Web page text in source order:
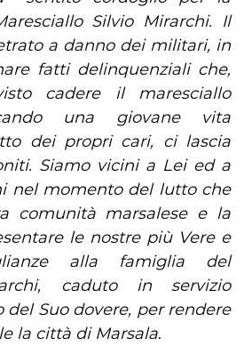
Silvio Mirarchi. Il
a danno dei militari, in
fatti delinquenziali che,
cadere il maresciallo
una giovane vita
dei propri cari, ci lascia
Siamo vicini a Lei ed a
nel momento del lutto che
comunità marsalese e la
le nostre più Vere e
alla famiglia del
caduto in servizio
del Suo dovere, per rendere
la città di Marsala.